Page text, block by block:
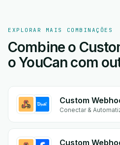
EXPLORAR MAIS COMBINAÇÕES
Combine o
o YouCan com
Custom
Conectar &